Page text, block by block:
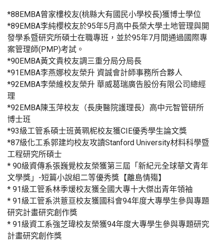
*88EMBA曾家樓校友(桃縣大有國民小學校長)獲博士學位
*89EMBA李純櫻校友於95年5月高中長榮大學土地管理與開
發學系暨研究所碩士在職專班，並於95年7月間通過國際專
案管理師(PMP)考試。
*90EMBA黃文貴校友調三重分局分局長
*91EMBA李燕娜校友榮升 資誠會計師事務所合夥人
*92EMBA李榮維校友榮升 華威葛瑞廣告股份有限公司總經
理
*92EMBA陳玉萍校友（長庚醫院護理長）高中元智管研所
博士班
*93級工管系碩士班黃珮柅校友獲CIE優秀學生論文獎
*87級化工系郭建均校友攻讀Stanford University材料科學暨
工程研究所碩士
* 90級資傳系張巍覺校友榮獲第三屆「新紀元全球華文青年
文學獎」-短篇小說組二等優秀獎【離島情殤】
* 91級工管系林季煖校友獲全國大專十大傑出青年領袖
* 91級工管系洪薏亘校友獲國科會94年度大專學生參與專題
研究計畫研究創作獎
* 91級資工系強芝瑋校友榮獲94年度大專學生參與專題研究
計畫研究創作獎